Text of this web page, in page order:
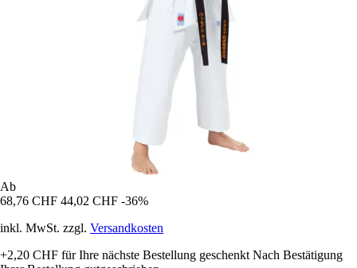
Ab
68,76 CHF 44,02 CHF -36%
inkl. MwSt. zzgl. Versandkosten
+2,20 CHF für Ihre nächste Bestellung geschenkt Nach Bestätigung